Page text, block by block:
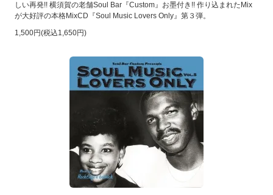
しい再発!! 横須賀の老舗Soul Bar『Custom』お墨付き!! 作り込まれたMix
が大好評の本格MixCD『Soul Music Lovers Only』第３弾。
1,500円(税込1,650円)